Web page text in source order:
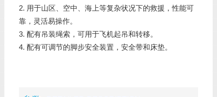
2. 用于山区、空中、海上等复杂状况下的救援，性能可
靠，灵活易操作。
3. 配有吊装绳索，可用于飞机起吊和转移。
4. 配有可调节的脚步安全装置，安全带和床垫。